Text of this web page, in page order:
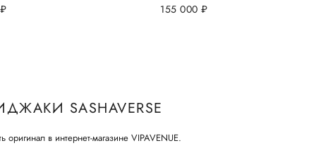
руб. 155 000 руб.
SASHAVERSE
в интернет-магазине VIPAVENUE.